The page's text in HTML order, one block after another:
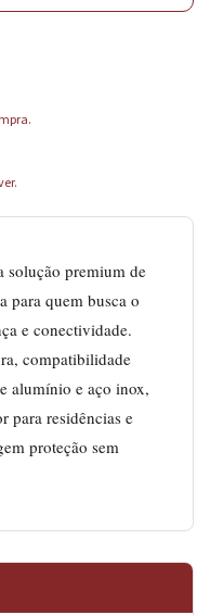
solução premium de
para quem busca o
e conectividade.
compatibilidade
alumínio e aço inox,
para residências e
proteção sem